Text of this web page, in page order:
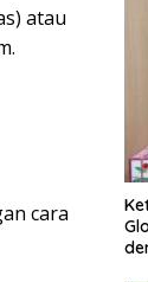
atau
cara